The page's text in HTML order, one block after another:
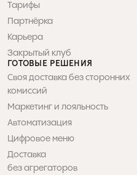
Тарифы
Партнёрка
Карьера
Закрытый клуб
ГОТОВЫЕ РЕШЕНИЯ
Своя доставка без сторонних
комиссий
Маркетинг и лояльность
Автоматизация
Цифровое меню
Доставка
без агрегаторов